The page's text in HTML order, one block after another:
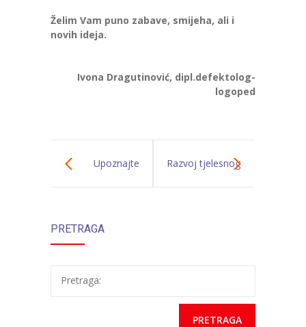
Želim Vam puno zabave, smijeha, ali i
novih ideja.
Ivona Dragutinović, dipl.defektolog-
logoped
Upoznajte
karakteristike
Razvoj tjelesnog
PRETRAGA
Pretraga: